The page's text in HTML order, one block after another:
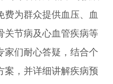
费为群众提供血压、血
关节病及心血管疾病等
家们耐心答疑，结合个
案，并详细讲解疾病预